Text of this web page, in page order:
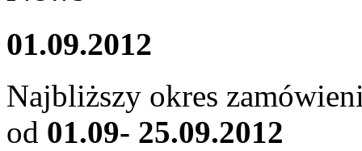
01.09.2012
Najbliższy okres
od 01.09- 25.09.2012